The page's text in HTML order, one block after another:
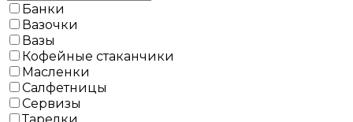
Банки
Вазочки
Вазы
Кофейные стаканчики
Масленки
Салфетницы
Сервизы